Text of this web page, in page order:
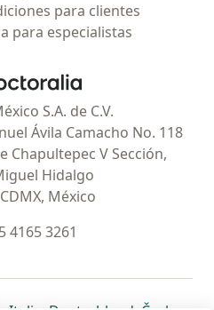
para clientes
para especialistas
Doctoralia - Página de inicio
S.A. de C.V.
Ávila Camacho No. 118
Chapultepec V Sección,
Hidalgo
México
4165 3261